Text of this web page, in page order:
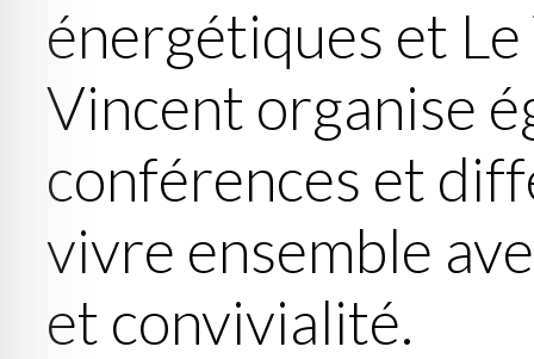
énergétiques et
Vincent organise
conférences et
vivre ensemble
et convivialité.